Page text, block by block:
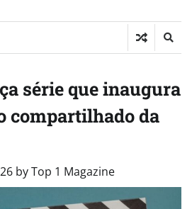
série que inaugura
compartilhado da
byTop 1 Magazine